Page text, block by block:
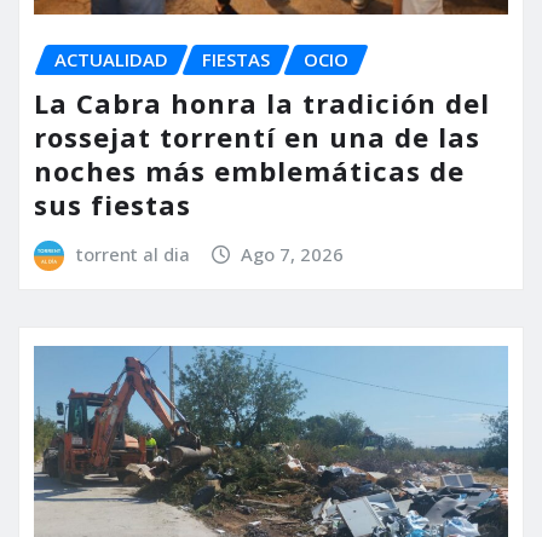
ACTUALIDAD FIESTAS OCIO
La Cabra honra la tradición del
rossejat torrentí en una de las
noches más emblemáticas de
sus fiestas
torrent al dia Ago 7, 2026